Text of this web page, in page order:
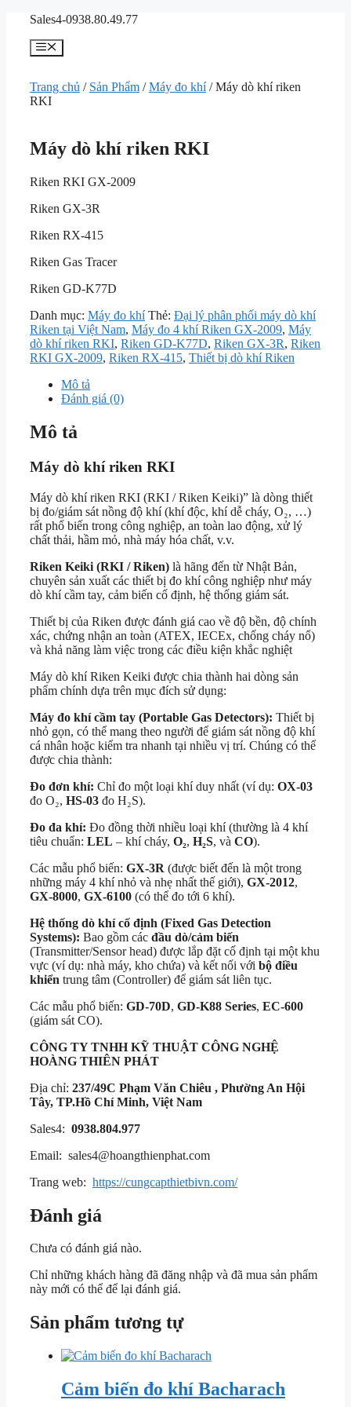
Chuyển
dung
Sales4-0938.80.49.77
Menu
Trang chủ / Sản Phẩm /Máy đo khí/ Máy dò khí riken
RKI
Máy dò khí riken RKI
Riken RKI GX-2009
Riken GX-3R
Riken RX-415
Riken Gas Tracer
Riken GD-K77D
Danh mục: Máy đo khí Thẻ: Đại lý phân phối máy dò khí
Riken tại Việt Nam, Máy đo 4 khí Riken GX-2009, Máy
dò khí riken RKI, Riken GD-K77D, Riken GX-3R, Riken
RKI GX-2009, Riken RX-415, Thiết bị dò khí Riken
Mô tả
Đánh giá (0)
Mô tả
Máy dò khí riken RKI
Máy dò khí riken RKI (RKI / Riken Keiki)” là dòng thiết
bị đo/giám sát nồng độ khí (khí độc, khí dễ cháy, O₂, …)
rất phổ biến trong công nghiệp, an toàn lao động, xử lý
chất thải, hầm mỏ, nhà máy hóa chất, v.v.
Riken Keiki (RKI / Riken) là hãng đến từ Nhật Bản,
chuyên sản xuất các thiết bị đo khí công nghiệp như máy
dò khí cầm tay, cảm biến cố định, hệ thống giám sát.
Thiết bị của Riken được đánh giá cao về độ bền, độ chính
xác, chứng nhận an toàn (ATEX, IECEx, chống cháy nổ)
và khả năng làm việc trong các điều kiện khắc nghiệt
Máy dò khí Riken Keiki được chia thành hai dòng sản
phẩm chính dựa trên mục đích sử dụng:
Máy đo khí cầm tay (Portable Gas Detectors): Thiết bị
nhỏ gọn, có thể mang theo người để giám sát nồng độ khí
cá nhân hoặc kiểm tra nhanh tại nhiều vị trí. Chúng có thể
được chia thành:
Đo đơn khí: Chỉ đo một loại khí duy nhất (ví dụ: OX-03
đo O₂, HS-03 đo H₂S).
Đo đa khí: Đo đồng thời nhiều loại khí (thường là 4 khí
tiêu chuẩn: LEL – khí cháy, O₂, H₂S, và CO).
Các mẫu phổ biến: GX-3R (được biết đến là một trong
những máy 4 khí nhỏ và nhẹ nhất thế giới), GX-2012,
GX-8000, GX-6100 (có thể đo tới 6 khí).
Hệ thống dò khí cố định (Fixed Gas Detection
Systems): Bao gồm các đầu dò/cảm biến
(Transmitter/Sensor head) được lắp đặt cố định tại một khu
vực (ví dụ: nhà máy, kho chứa) và kết nối với bộ điều
khiển trung tâm (Controller) để giám sát liên tục.
Các mẫu phổ biến: GD-70D, GD-K88 Series, EC-600
(giám sát CO).
CÔNG TY TNHH KỸ THUẬT CÔNG NGHỆ
HOÀNG THIÊN PHÁT
Địa chỉ: 237/49C Phạm Văn Chiêu , Phường An Hội
Tây, TP.Hồ Chí Minh, Việt Nam
Sales4: 0938.804.977
Email: sales4@hoangthienphat.com
Trang web: https://cungcapthietbivn.com/
Đánh giá
Chưa có đánh giá nào.
Chỉ những khách hàng đã đăng nhập và đã mua sản phẩm
này mới có thể để lại đánh giá.
Sản phẩm tương tự
Cảm biến đo khí Bacharach